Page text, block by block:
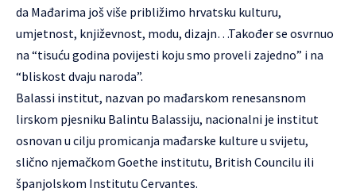
da Mađarima još više približimo hrvatsku kulturu,
umjetnost, književnost, modu, dizajn…Također se osvrnuo
na “tisuću godina povijesti koju smo proveli zajedno” i na
“bliskost dvaju naroda”.
Balassi institut, nazvan po mađarskom renesansnom
lirskom pjesniku Balintu Balassiju, nacionalni je institut
osnovan u cilju promicanja mađarske kulture u svijetu,
slično njemačkom Goethe institutu, British Councilu ili
španjolskom Institutu Cervantes.